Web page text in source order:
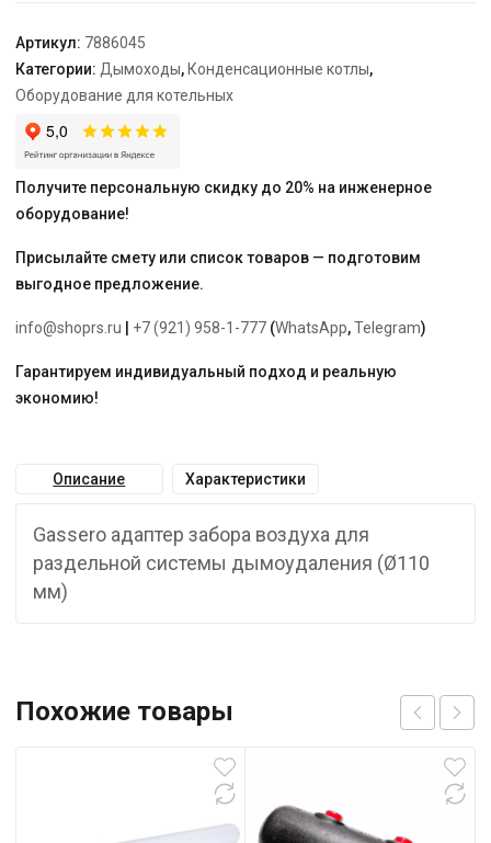
дымоудаления
(Ø110
мм)
Артикул: 7886045
Категории: Дымоходы, Конденсационные котлы,
Оборудование для котельных
Получите персональную скидку до 20% на инженерное
оборудование!
Присылайте смету или список товаров — подготовим
выгодное предложение.
info@shoprs.ru +7 (921) 958-1-777 (WhatsApp,Telegram)
Гарантируем индивидуальный подход и реальную
экономию!
Описание Характеристики
Gassero адаптер забора воздуха для
раздельной системы дымоудаления (Ø110
мм)
Похожие товары